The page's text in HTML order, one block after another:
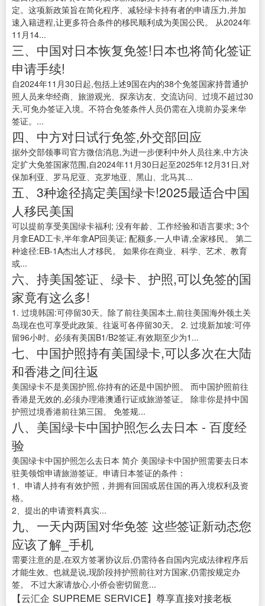
定。这项新政策旨在简化程序、减轻绿卡持有者的申请压力,并加
速入籍进程,让更多符合条件的移民顺利成为美国公民。 从2024年
11月14...
三、中国对日本恢复免签!日本也将简化签证
申请手续!
自2024年11月30日起,包括上述9国在内的38个免签国家持普通护
照人员来华经商、旅游观光、探亲访友、交流访问、过境不超过30
天,可免办签证入境。不符合免签条件人员仍需在入境前办妥来华
签证。...
四、中方对日试行免签,外交部回应
据外交部领事司官方微信消息,为进一步便利中外人员往来,中方决
定扩大免签国家范围,自2024年11月30日起至2025年12月31日,对
保加利亚、罗马尼亚、克罗地亚、黑山、北马其...
五、3种途径搞定美国绿卡!2025最适合中国
人移民美国
可以提前享受美国绿卡福利; 没有年龄、工作经验和语言要求; 3个
月拿EAD工卡,半年拿AP回美证; 配额多,一人申请,全家移民。 第二
种途径:EB-1A杰出人才移民。 如果你在商业、科学、艺术、教育
或...
六、持美国签证、绿卡、护照,可以免签的国
家竟有这么多!
1. 过境韩国:可停留30天。除了前往美国本土,前往美国海外领土关
岛现在也可享受此政策。往返可各停留30天。 2. 过境新加坡:可停
留96小时。必须有美国B1/B2签证,有效期至少为1...
七、中国护照持有美国绿卡,可以多次在大陆
和香港之间往返
美国绿卡不是美国护照,你持有的还是中国护照。 而中国护照前往
香港是无效的,必须办理港澳通行证或旅游签证。 除非你是持中国
护照过境香港前往第三国。 免签规...
八、美国绿卡中国护照怎么去日本 - 百度经
验
美国绿卡中国护照怎么去日本 简介 美国绿卡中国护照需要去日本
驻美领馆申请旅游签证。申请日本签证的条件：
1、申请人持有有效护照，并拥有回国或居住国的再入境权利及资
格。
2、提出的申请资料真实...
九、一天内两国对华免签 这些签证新动态您
应该了解_手机
需要注意的是,在双方签署协议后,仍需待各自国内完成法律程序后
才能生效。也就是说,现阶段持护照前往对方国家,仍需按规定办
签。 不过大家请放心,小侨会密切留意...
【云汇企 SUPREME SERVICE】尊享直接对接老板